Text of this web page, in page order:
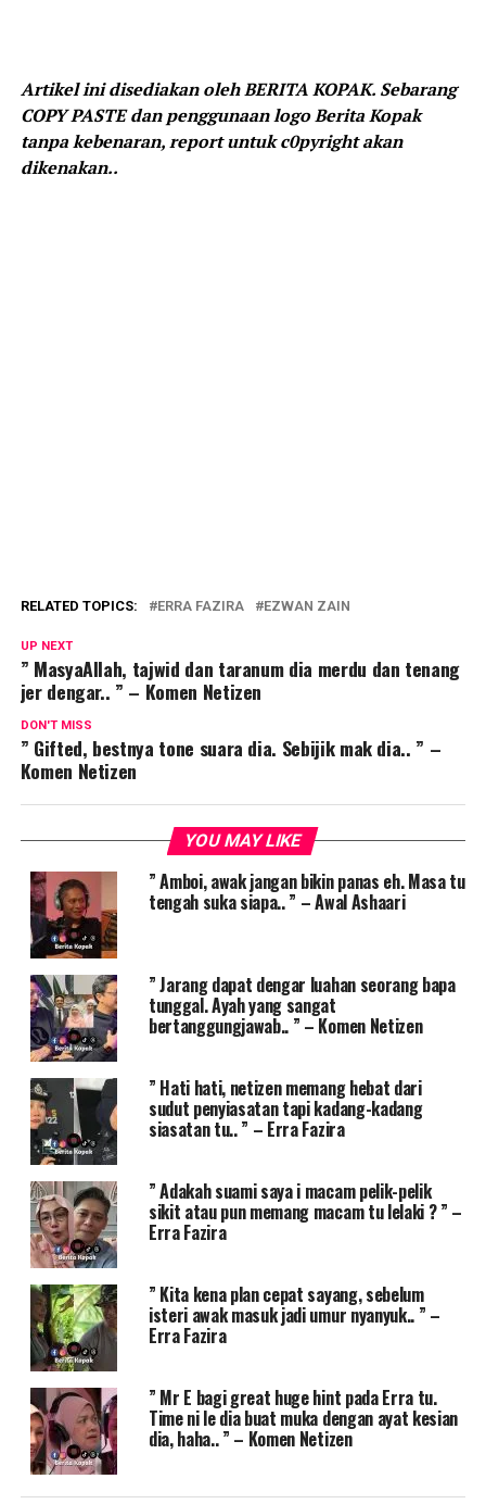
Artikel ini disediakan oleh BERITA KOPAK. Sebarang
COPY PASTE dan penggunaan logo Berita Kopak
tanpa kebenaran, report untuk c0pyright akan
dikenakan..
RELATED TOPICS: ERRA FAZIRA EZWAN ZAIN
UP NEXT
” MasyaAllah, tajwid dan taranum dia merdu dan tenang
jer dengar.. ” – Komen Netizen
DON'T MISS
” Gifted, bestnya tone suara dia. Sebijik mak dia.. ” –
Komen Netizen
YOU MAY LIKE
” Amboi, awak jangan bikin panas eh. Masa tu
tengah suka siapa.. ” – Awal Ashaari
” Jarang dapat dengar luahan seorang bapa
tunggal. Ayah yang sangat
bertanggungjawab.. ” – Komen Netizen
” Hati hati, netizen memang hebat dari
sudut penyiasatan tapi kadang-kadang
siasatan tu.. ” – Erra Fazira
” Adakah suami saya i macam pelik-pelik
sikit atau pun memang macam tu lelaki ? ” –
Erra Fazira
” Kita kena plan cepat sayang, sebelum
isteri awak masuk jadi umur nyanyuk.. ” –
Erra Fazira
” Mr E bagi great huge hint pada Erra tu.
Time ni le dia buat muka dengan ayat kesian
dia, haha.. ” – Komen Netizen